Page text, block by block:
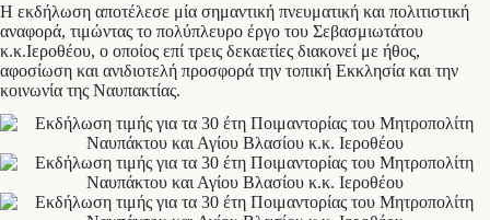
Η εκδήλωση αποτέλεσε μία σημαντική πνευματική και πολιτιστική
αναφορά, τιμώντας το πολύπλευρο έργο του Σεβασμιωτάτου
κ.κ.Ιεροθέου, ο οποίος επί τρεις δεκαετίες διακονεί με ήθος,
αφοσίωση και ανιδιοτελή προσφορά την τοπική Εκκλησία και την
κοινωνία της Ναυπακτίας.